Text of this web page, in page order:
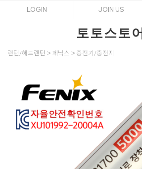
LOGIN JOIN US
토토스토어
랜턴/헤드랜턴 페닉스 충전기/충전지